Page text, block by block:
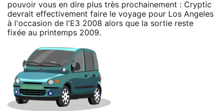
pouvoir vous en dire plus très prochainement : Cryptic
devrait effectivement faire le voyage pour Los Angeles
à l'occasion de l'E3 2008 alors que la sortie reste
fixée au printemps 2009.